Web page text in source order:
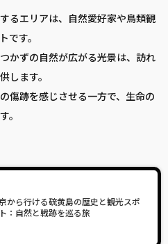
るエリアは、自然愛好家や鳥類観
です。
かずの自然が広がる光景は、訪れ
します。
傷跡を感じさせる一方で、生命の
。
から行ける硫黄島の歴史と観光スポ
：自然と戦跡を巡る旅